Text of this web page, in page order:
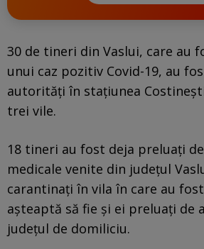
30 de tineri din Vaslui, care au
unui caz pozitiv Covid-19, au
autorităţi în staţiunea
trei vile.
18 tineri au fost deja preluaţi
medicale venite din judeţul
carantinaţi în vila în care au
aşteaptă să fie şi ei preluaţi de
judeţul de domiliciu.